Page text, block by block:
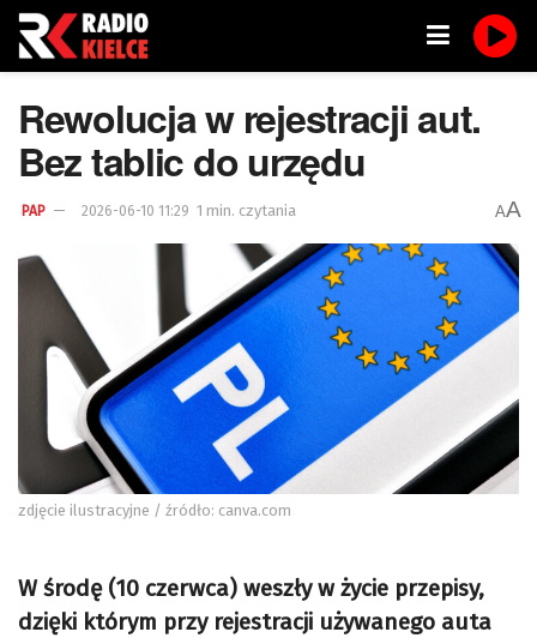
Rewolucja w rejestracji aut.
Bez tablic do urzędu
PAP 2026-06-10 11:29 1 min. czytania AA
zdjęcie ilustracyjne / źródło: canva.com
W środę (10 czerwca) weszły w życie przepisy,
dzięki którym przy rejestracji używanego auta